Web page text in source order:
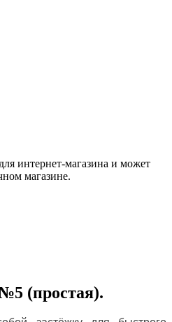
интернет-магазина и может
магазине.
(простая).